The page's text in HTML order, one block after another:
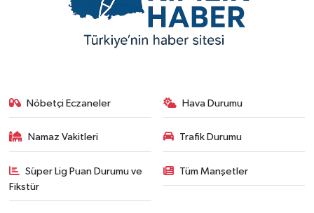
Nöbetçi Eczaneler Hava Durumu
Namaz Vakitleri Trafik Durumu
Süper Lig Puan Durumu ve
Fikstür
Tüm Manşetler